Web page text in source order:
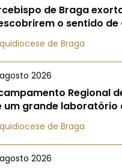
de Braga
o sentido de
de Braga
2026
Regional
um grande laboratório
de Braga
2026